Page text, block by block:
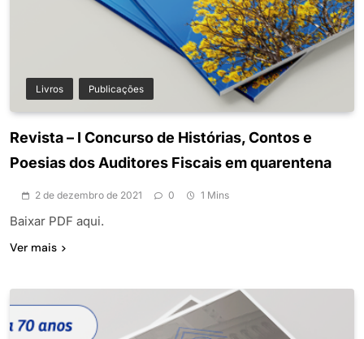
Livros Publicações
Revista – I Concurso de Histórias, Contos e
Poesias dos Auditores Fiscais em quarentena
2 de dezembro de 2021 0 1 Mins
Baixar PDF aqui.
Ver mais